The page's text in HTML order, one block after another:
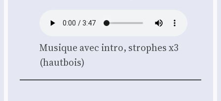
Musique avec intro, strophes x3
(haut­bois)